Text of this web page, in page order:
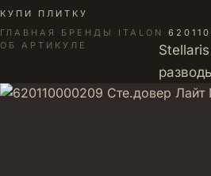
КУПИ ПЛИТКУ
ГЛАВНАЯ · БРЕНДЫ · ITALON ·
ОБ АРТИКУЛЕ